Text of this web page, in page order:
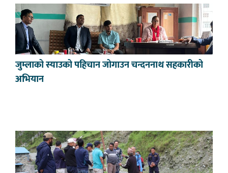
जुम्लाको स्याउको पहिचान जोगाउन चन्दननाथ सहकारीको
अभियान